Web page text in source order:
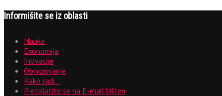
Informišite se iz oblasti
Nauka
Ekonomija
Inovacije
Obrazovanje
Kako radi…
Pretplatite se na E-mail bilten